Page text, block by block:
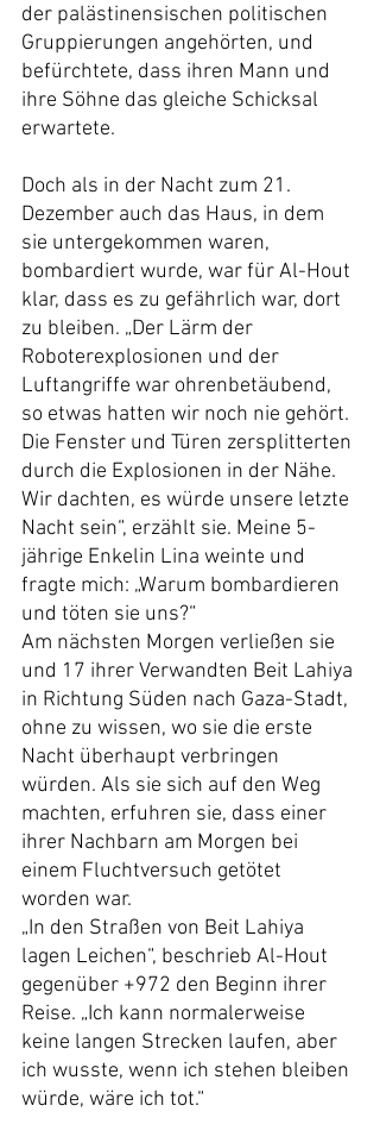
der palästinensischen politischen
Gruppierungen angehörten, und
befürchtete, dass ihren Mann und
ihre Söhne das gleiche Schicksal
erwartete.
Doch als in der Nacht zum 21.
Dezember auch das Haus, in dem
sie untergekommen waren,
bombardiert wurde, war für Al-Hout
klar, dass es zu gefährlich war, dort
zu bleiben. „Der Lärm der
Roboterexplosionen und der
Luftangriffe war ohrenbetäubend,
so etwas hatten wir noch nie gehört.
Die Fenster und Türen zersplitterten
durch die Explosionen in der Nähe.
Wir dachten, es würde unsere letzte
Nacht sein“, erzählt sie. Meine 5-
jährige Enkelin Lina weinte und
fragte mich: „Warum bombardieren
und töten sie uns?“
Am nächsten Morgen verließen sie
und 17 ihrer Verwandten Beit Lahiya
in Richtung Süden nach Gaza-Stadt,
ohne zu wissen, wo sie die erste
Nacht überhaupt verbringen
würden. Als sie sich auf den Weg
machten, erfuhren sie, dass einer
ihrer Nachbarn am Morgen bei
einem Fluchtversuch getötet
worden war.
„In den Straßen von Beit Lahiya
lagen Leichen“, beschrieb Al-Hout
gegenüber +972 den Beginn ihrer
Reise. „Ich kann normalerweise
keine langen Strecken laufen, aber
ich wusste, wenn ich stehen bleiben
würde, wäre ich tot.“